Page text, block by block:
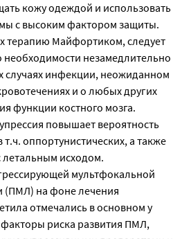
кожу одеждой и использовать
с высоким фактором защиты.
терапию Майфортиком, следует
незамедлительно
случаях инфекции, неожиданном
и о любых других
функции костного мозга.
повышает вероятность
оппортунистических, а также
летальным исходом.
мультфокальной
(ПМЛ) на фоне лечения
отмечались в основном у
риска развития ПМЛ,